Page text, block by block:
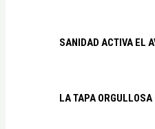
SANIDAD ACTIVA EL
LA TAPA